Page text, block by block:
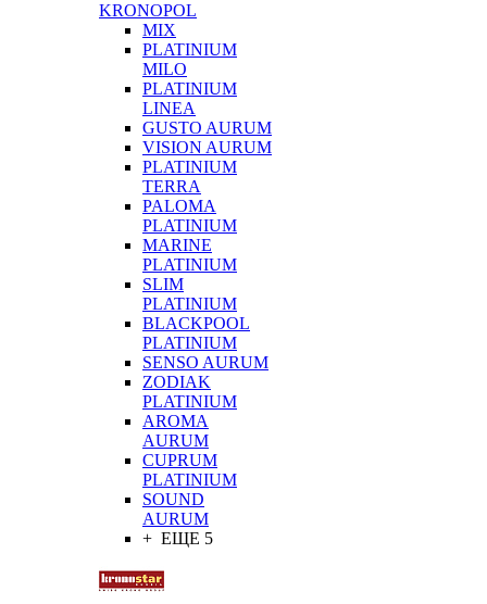
KRONOPOL
MIX
PLATINIUM
MILO
PLATINIUM
LINEA
GUSTO AURUM
VISION AURUM
PLATINIUM
TERRA
PALOMA
PLATINIUM
MARINE
PLATINIUM
SLIM
PLATINIUM
BLACKPOOL
PLATINIUM
SENSO AURUM
ZODIAK
PLATINIUM
AROMA
AURUM
CUPRUM
PLATINIUM
SOUND
AURUM
+ ЕЩЕ 5